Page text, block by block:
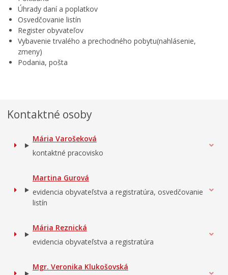
Úradná tabuľa
Projekty
Oznamovanie podozrení z podvodov
Zamestnanie v samospráve
Úhrady daní a poplatkov
Osvedčovanie listín
Register obyvateľov
Vybavenie trvalého a prechodného pobytu(nahlásenie,
zmeny)
Podania, pošta
Kontaktné osoby
Mária Varošeková
kontaktné pracovisko
Martina Gurová
evidencia obyvateľstva a registratúra, osvedčovanie
listín
Mária Reznická
evidencia obyvateľstva a registratúra
Mgr. Veronika Klukošovská